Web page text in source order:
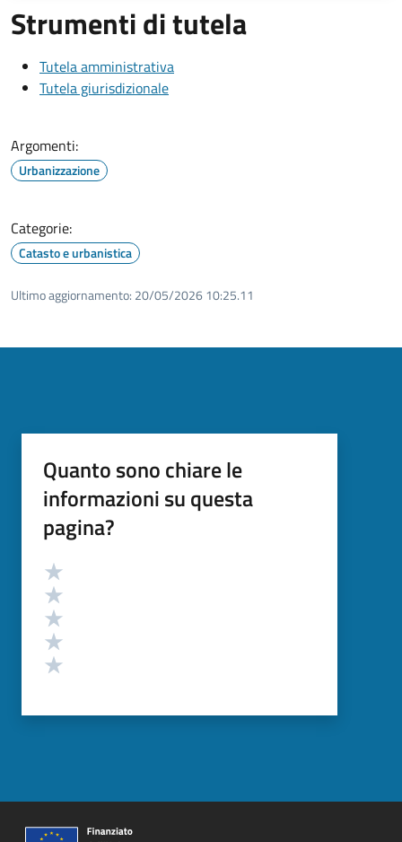
Strumenti di tutela
Tutela amministrativa
Tutela giurisdizionale
Argomenti:
Urbanizzazione
Categorie:
Catasto e urbanistica
Ultimo aggiornamento: 20/05/2026 10:25.11
Quanto sono chiare le
informazioni su questa
pagina?
Valutazione